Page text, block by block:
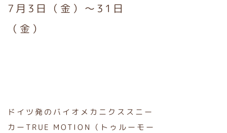
7月3日（金）〜31日
（金）
ドイツ発のバイオメカニクススニー
カーTRUE MOTION（トゥルーモー